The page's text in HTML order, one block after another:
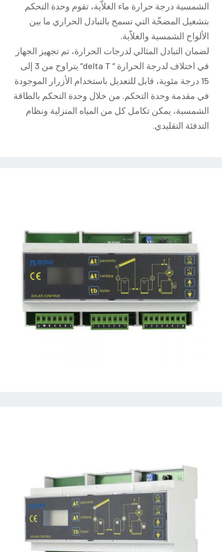
الشمسية درجة حرارة ماء الغلاّية، تقوم وحدة التحكم
بتشغيل المضخّة التي تسمح بالتبادل الحراري ما بين
الألواح الشمسية والغلاّية.
لضمان التبادل المثالي لدرجات الحرارة، تم تجهيز الجهاز
في اختلاف لدرجة الحرارة ” delta T” يتراوح من 3 إلى
15 درجة مئوية، قابل للتعديل باستخدام الأزرار الموجودة
في مقدمة وحدة التحكم. من خلال وحدة التحكم بالطاقة
الشمسية، يمكن تكامل كل من المياه المنزلية ونظام
التدفئة التقليدي.